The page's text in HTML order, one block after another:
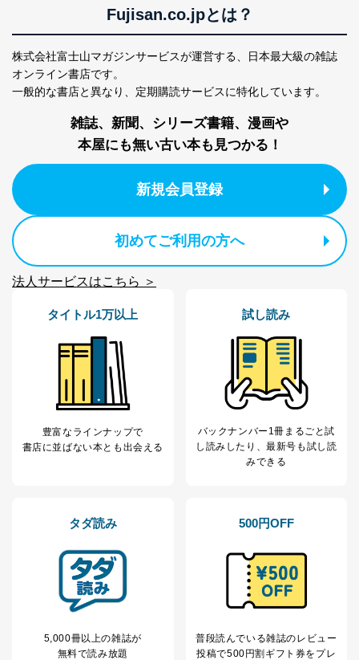
個人データを取り扱うことのできる機器及び当該
機器を取り扱う従業者を明確化し、 個人データへ
の不要なアクセスを防止しています。
アクセス者の識別と認証
機器に標準装備されているユーザー制御機能（ユ
ーザーアカウント制御）により、個人情報データ
ベース等を取り扱う情報システムを使用する従業
者を識別・認証しています。
システムを最新の状態に保持しています。
ソフトウェア等を導入し、自動更新 機能等の活用
により、これを最新状態としています。
情報システムの使用に伴う漏洩等の防止
メール等により個人データの含まれるファイルを
設定しています。
個人情報保護マネジメントシステムの継続的改善
当社は、内部監査及びマネジメントレビューの機会を通
じて、個人情報保護マネジメントシステムを継続的に改
善し、常に最良の状態を維持します。
苦情及び相談受付け窓口
貴殿の個人情報及び当社の個人情報保護マネジメントシ
TEL：0570-200-223
FAX：03-5459-7073
e-mail：cs@fujisan.co.jp
制定：2005年4月1日
株式会社富士山マガジンサービス
Fujisan.co.jpとは？
株式会社富士山マガジンサービスが運営する、
日本最大級の雑誌
オンライン書店です。
一般的な書店と異なり、 定期購読サービスに特化しています。
雑誌、新聞、シリーズ書籍、漫画や
本屋にも無い古い本も見つかる！
新規会員登録
初めてご利用の方へ
法人サービスはこちら ＞
タイトル1万以上
豊富なラインナップで
書店に並ばない本とも出会える
試し読み
バックナンバー1冊まるごと試
し読み したり、最新号も試し読
みできる
タダ読み
5,000冊以上の雑誌が
無料で読み放題
500円OFF
普段読んでいる雑誌のレビュー
投稿で500円割ギフト券をプレ